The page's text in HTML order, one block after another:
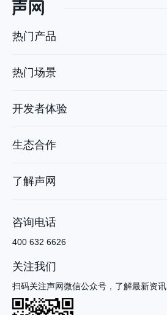
热门产品
热门场景
开发者体验
生态合作
了解声网
咨询电话
400 632 6626
关注我们
扫码关注声网微信公众号，了解最新资讯